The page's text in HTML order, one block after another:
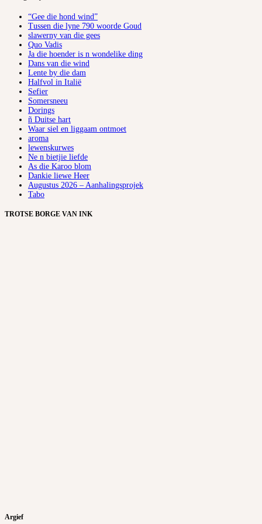
“Gee die hond wind”
Tussen die lyne 790 woorde Goud
slawerny van die gees
Quo Vadis
Ja die hoender is n wondelike ding
Dans van die wind
Lente by die dam
Halfvol in Italië
Sefier
Somersneeu
Dorings
ñ Duitse hart
Waar siel en liggaam ontmoet
aroma
lewenskurwes
Ne n bietjie liefde
As die Karoo blom
Dankie liewe Heer
Augustus 2026 – Aanhalingsprojek
Tabo
TROTSE BORGE VAN INK
Argief